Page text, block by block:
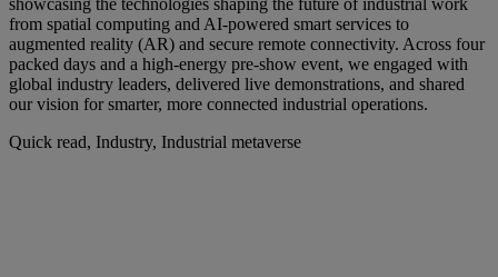
from spatial computing and AI-powered smart services to
augmented reality (AR) and secure remote connectivity. Across four
packed days and a high-energy pre-show event, we engaged with
global industry leaders, delivered live demonstrations, and shared
our vision for smarter, more connected industrial operations.
Quick read, Industry, Industrial metaverse